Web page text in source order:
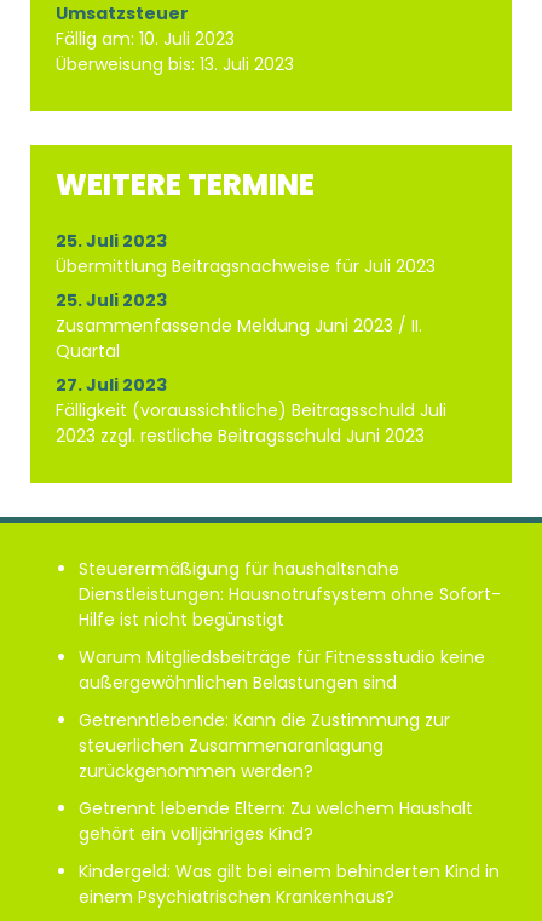
Umsatzsteuer
Fällig am: 10. Juli 2023
Überweisung bis: 13. Juli 2023
WEITERE TERMINE
25. Juli 2023
Übermittlung Beitragsnachweise für Juli 2023
25. Juli 2023
Zusammenfassende Meldung Juni 2023 / II.
Quartal
27. Juli 2023
Fälligkeit (voraussichtliche) Beitragsschuld Juli
2023 zzgl. restliche Beitragsschuld Juni 2023
Steuerermäßigung für haushaltsnahe
Dienstleistungen: Hausnotrufsystem ohne Sofort-
Hilfe ist nicht begünstigt
Warum Mitgliedsbeiträge für Fitnessstudio keine
außergewöhnlichen Belastungen sind
Getrenntlebende: Kann die Zustimmung zur
steuerlichen Zusammenaranlagung
zurückgenommen werden?
Getrennt lebende Eltern: Zu welchem Haushalt
gehört ein volljähriges Kind?
Kindergeld: Was gilt bei einem behinderten Kind in
einem Psychiatrischen Krankenhaus?